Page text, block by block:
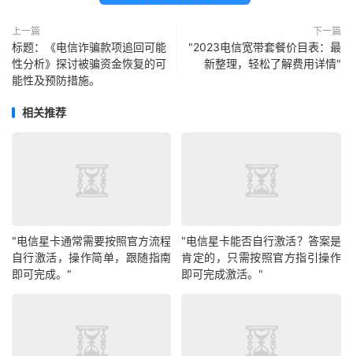
上一篇
标题：《电信诈骗款项追回可能
性分析》探讨被骗资金恢复的可
能性及预防措施。
下一篇
"2023电信宽带套餐价目表：最
新整理，轻松了解费用详情"
相关推荐
"电信星卡通常需要按照官方流程
自行激活，操作简单，跟随指南
即可完成。"
"电信星卡能否自行激活？答案是
肯定的，只需按照官方指引操作
即可完成激活。"